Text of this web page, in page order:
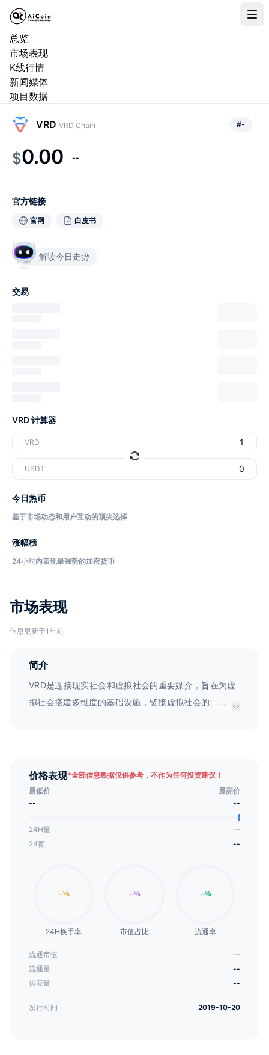
总览
市场表现
K线行情
新闻媒体
项目数据
市场表现
信息更新于1年前
简介
VRD是连接现实社会和虚拟社会的重要媒介，旨在为虚
拟社会搭建多维度的基础设施，链接虚拟社会的游戏、
VR教育、VR科技体验馆、VR电影等多个领域，从而推
动虚拟数字经济社会的发展。而VRToken钱包则将作为
不同应用的价值传递工具，为用户提供方便的服务。
...
价格表现*全部信息数据仅供参考，不作为任何投资建议！
最低价
最高价
--
--
24H量
--
24额
--
24H换手率 市值占比 流通率
流通市值
--
流通量
--
供应量
--
发行时间 2019-10-20
VRD VRD Chain #-
$0.00 --
官方链接
官网 白皮书
解读今日走势
交易
VRD 计算器
VRD
USDT
今日热币
基于市场动态和用户互动的顶尖选择
涨幅榜
24小时内表现最强势的加密货币